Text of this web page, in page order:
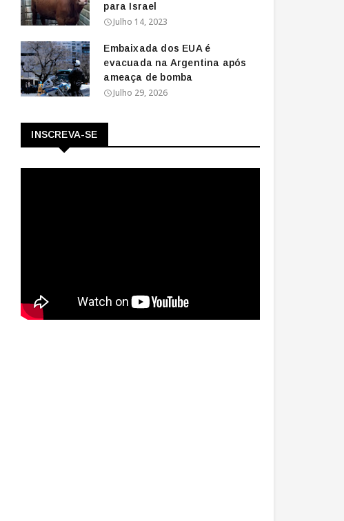
para Israel
Julho 14, 2023
Embaixada dos EUA é
evacuada na Argentina após
ameaça de bomba
Julho 29, 2026
INSCREVA-SE